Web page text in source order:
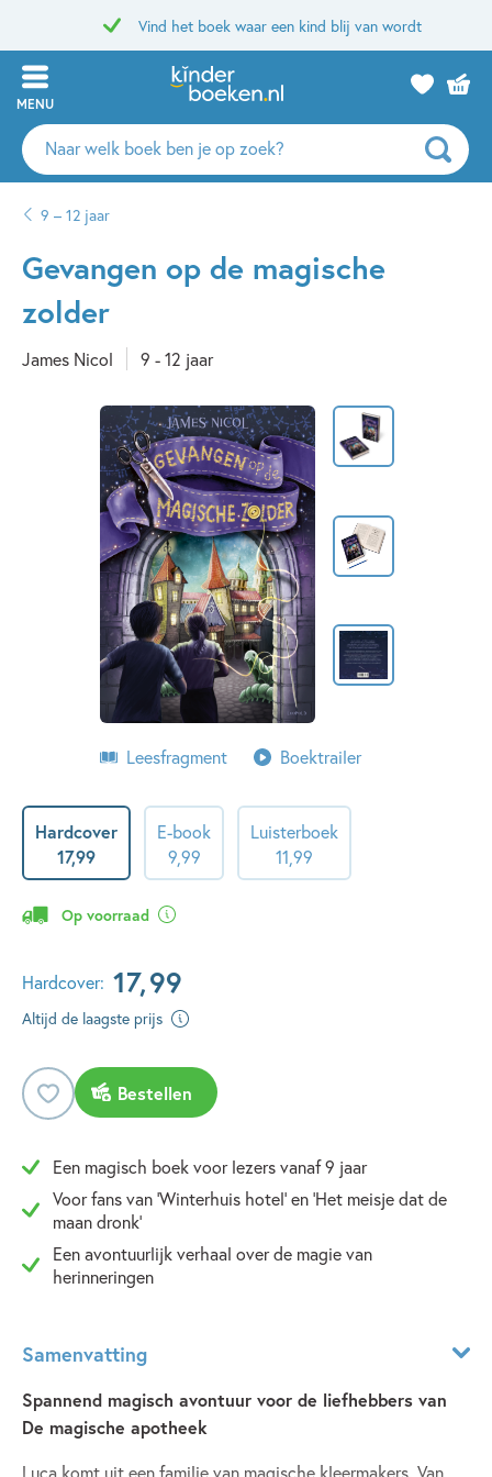
Vind het boek waar een kind blij van wordt
MENU
Zoeken
naar
auteurs
uitgevers
9 – 12 jaar
Gevangen op de magische
zolder
James Nicol 9 - 12 jaar
Leesfragment Boektrailer
Hardcover
17,99
E-book
9,99
Luisterboek
11 99
Op voorraad
Hardcover: 17,99
Altijd de laagste prijs
Bestellen
Een magisch boek voor lezers vanaf 9 jaar
Voor fans van 'Winterhuis hotel' en 'Het meisje dat de
maan dronk'
Een avontuurlijk verhaal over de magie van
herinneringen
Samenvatting
Spannend magisch avontuur voor de liefhebbers van
De magische apotheek
Luca komt uit een familie van magische kleermakers. Van